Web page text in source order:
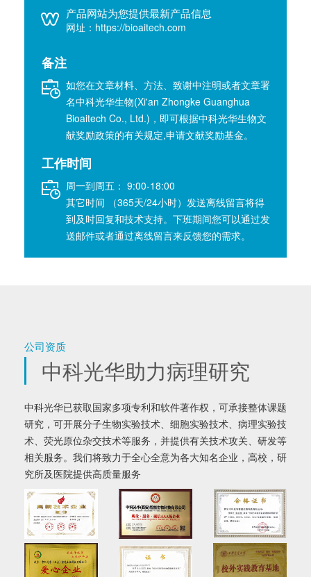
产品网站为您提供最新产品信息
网址：https://bioaitech.com
备注
如您在文章材料、方法、致谢中注明或者文章署
名中科光华生物(Xi'an Zhongke Guanghua
Bioaitech Co., Ltd.)，即可根据中科光华生物文
献奖励政策的有关规定,申请文献奖励基金。
工作时间
周一到周五： 9:00-18:00
其它时间 （365天/24小时）发送离线留言将得
到及时回复和技术支持。下班期间您可以通过发
送邮件或者通过离线留言来反馈您的需求。
公司资质
中科光华助力病理研究
中科光华已获取国家多项专利和软件著作权，可承接整体课题
研究，可开展分子生物实验技术、细胞实验技术、病理实验技
术、荧光原位杂交技术等服务，并提供有关技术攻关、研发等
相关服务。我们将致力于全心全意为各大知名企业，高校，研
究所及医院提供高质量服务